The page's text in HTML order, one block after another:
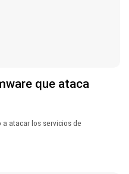
que ataca
atacar los servicios de